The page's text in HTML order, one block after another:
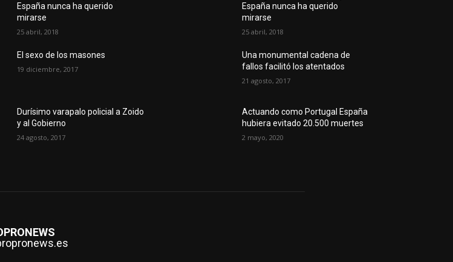
España nunca ha querido
mirarse
25 abril, 2018
El sexo de los masones
19 diciembre, 2017
Durísimo varapalo policial a Zoido
y al Gobierno
24 agosto, 2017
España nunca ha querido
mirarse
25 abril, 2018
Una monumental cadena de
fallos facilitó los atentados
21 agosto, 2017
Actuando como Portugal España
hubiera evitado 20.500 muertes
2 mayo, 2020